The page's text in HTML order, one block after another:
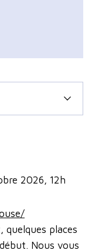
2026, 12h
quelques places
Nous vous